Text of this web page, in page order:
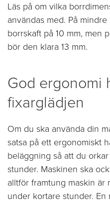
Läs på om vilka
användas med. På
borrskaft på 10 mm, men
bör den klara 13 mm.
God ergonomi
fixarglädjen
Om du ska använda din
satsa på ett ergonomiskt
beläggning så att du
stunder. Maskinen ska
alltför framtung maskin är
under kortare stunder. En